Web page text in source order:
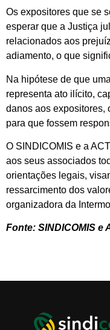
Os expositores que se
esperar que a Justiça
relacionados aos
adiamento, o que
Na hipótese de que
representa ato ilícito,
danos aos expositores,
para que fossem
O SINDICOMIS e a
aos seus associados
orientações legais,
ressarcimento dos
organizadora da
Fonte: SINDICOMIS e